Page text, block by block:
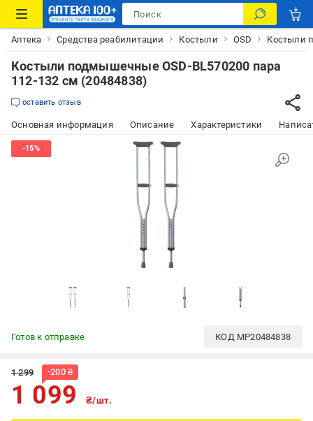
Аптека Средства реабилитации Костыли OSD Костыли
Костыли подмышечные OSD-BL570200 пара
112-132 см (20484838)
оставить отзыв
Основная информация Описание Характеристики
Готов к отправке КОД MP20484838
1 299 -200₴
1 099 ₴/шт.